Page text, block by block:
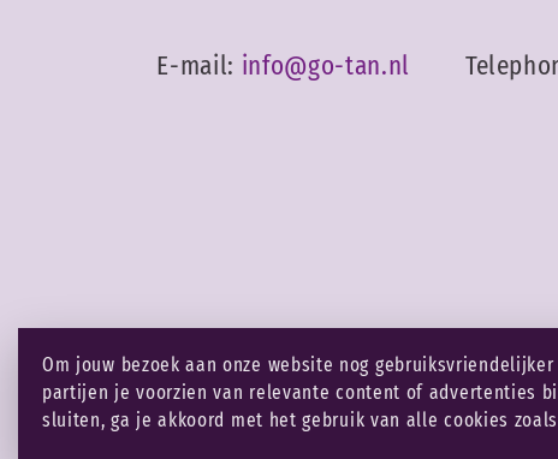
E-mail: info@go-tan.nl
Om jouw bezoek aan onze website nog
partijen je voorzien van relevante content of advertenties
sluiten, ga je akkoord met het gebruik van alle cookies